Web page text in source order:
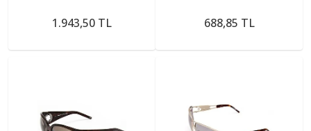
1.943,50 TL 688,85 TL